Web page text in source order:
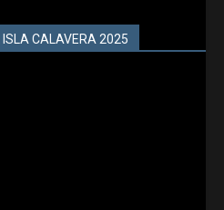
ISLA CALAVERA 2025